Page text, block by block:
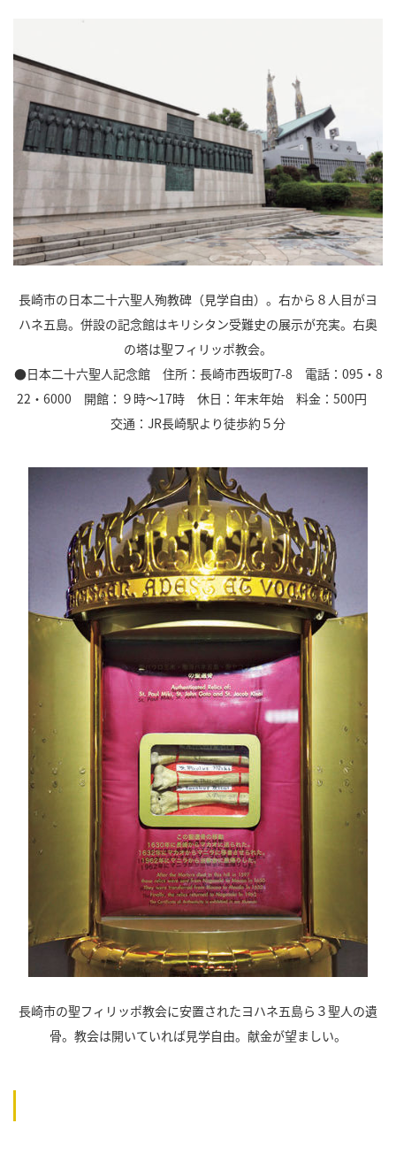
長崎市の日本二十六聖人殉教碑（見学自由）。右から８人目がヨ
ハネ五島。併設の記念館はキリシタン受難史の展示が充実。右奥
の塔は聖フィリッポ教会。
●日本二十六聖人記念館 住所：長崎市西坂町7-8 電話：095・8
22・6000 開館：９時～17時 休日：年末年始 料金：500円
交通：JR長崎駅より徒歩約５分
長崎市の聖フィリッポ教会に安置されたヨハネ五島ら３聖人の遺
骨。教会は開いていれば見学自由。献金が望ましい。